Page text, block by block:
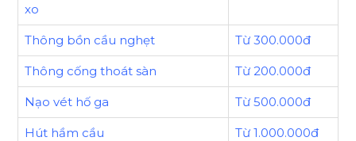
xo
Thông bồn cầu nghẹt Từ 300.000đ
Thông cống thoát sàn Từ 200.000đ
Nạo vét hố ga Từ 500.000đ
Hút hầm cầu
Từ 1.000.000đ